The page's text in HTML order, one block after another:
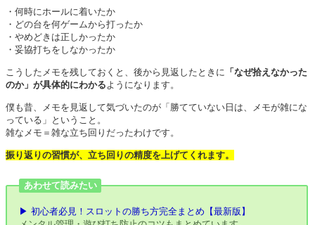
・何時にホールに着いたか
・どの台を何ゲームから打ったか
・やめどきは正しかったか
・妥協打ちをしなかったか
こうしたメモを残しておくと、後から見返したときに 「なぜ拾えなかった
のか」が具体的にわかる ようになります。
僕も昔、メモを見返して気づいたのが「勝てていない日は、メモが雑にな
っている」ということ。
雑なメモ＝雑な立ち回りだったわけです。
振り返りの習慣が、立ち回りの精度を上げてくれます。
あわせて読みたい
▶ 初心者必見！スロットの勝ち方完全まとめ【最新版】